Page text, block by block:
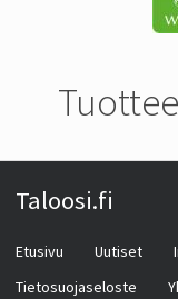
Taloosi.fi
Etusivu Uutiset
Tietosuojaseloste